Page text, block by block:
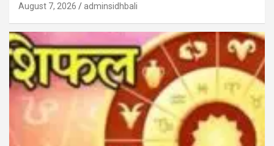
August 7, 2026 adminsidhbali